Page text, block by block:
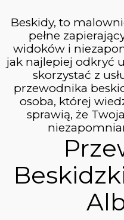
10
WRZESIEŃ
2023
6
WRZESIEŃ
Beskidy, to
pełne
widoków i
jak najlepiej odkryć
skorzystać z
przewodnika
osoba, której
sprawią, że